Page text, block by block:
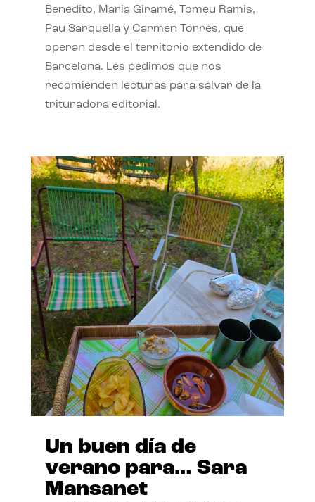
Benedito, Maria Giramé, Tomeu Ramis,
Pau Sarquella y Carmen Torres, que
operan desde el territorio extendido de
Barcelona. Les pedimos que nos
recomienden lecturas para salvar de la
trituradora editorial.
Un buen día de
verano para… Sara
Mansanet